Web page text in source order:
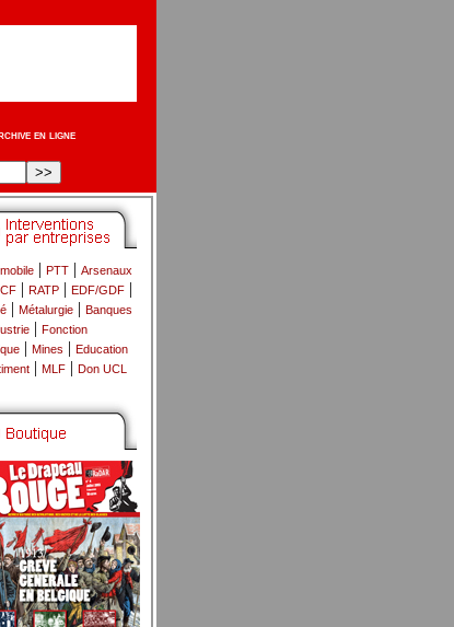
en ligne
| PTT | Arsenaux
| RATP | EDF/GDF |
| Métalurgie | Banques
| Fonction
| Mines | Education
| MLF | Don UCL